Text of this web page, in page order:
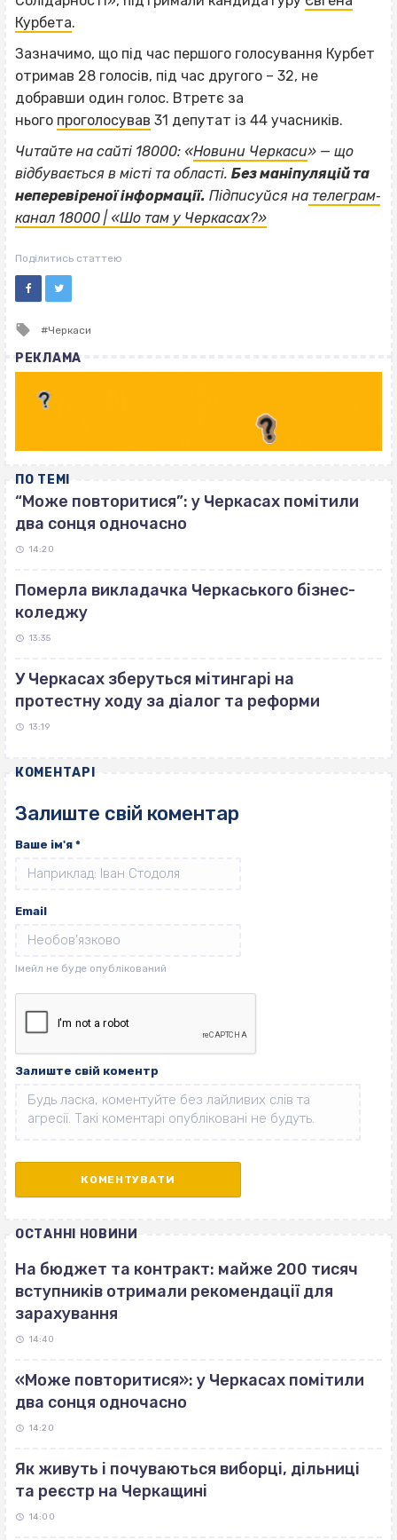
Курбета.
Зазначимо, що під час першого голосування Курбет
отримав 28 голосів, під час другого – 32, не
добравши один голос. Втретє за
нього проголосував 31 депутат із 44 учасників.
Читайте на сайті 18000: «Новини Черкаси» — що
відбувається в місті та області. Без маніпуляцій та
неперевіреної інформації. Підписуйся на телеграм‐
канал 18000 | «Шо там у Черкасах?»
Поділитись статтею
Tagged
Черкаси
РЕКЛАМА
ПО ТЕМІ
“Може повторитися”: у Черкасах помітили
два сонця одночасно
14:20
Померла викладачка Черкаського бізнес-
коледжу
13:35
У Черкасах зберуться мітингарі на
протестну ходу за діалог та реформи
13:19
КОМЕНТАРІ
Залиште свій коментар
Ваше ім'я *
Email
Залиште свій коментр
ОСТАННІ НОВИНИ
На бюджет та контракт: майже 200 тисяч
вступників отримали рекомендації для
зарахування
14:40
«Може повторитися»: у Черкасах помітили
два сонця одночасно
14:20
Як живуть і почуваються виборці, дільниці
та реєстр на Черкащині
14:00